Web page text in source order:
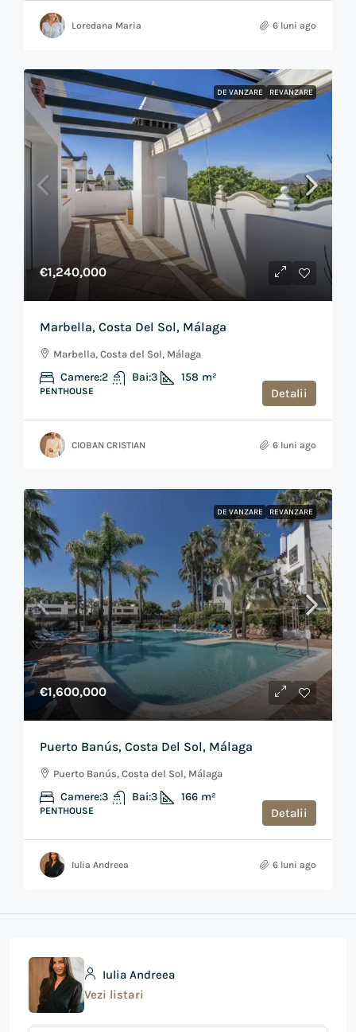
Loredana Maria 6 luni ago
DE VANZARE REVANZARE
€1,240,000
Marbella, Costa Del Sol, Málaga
Marbella, Costa del Sol, Málaga
Camere:2 Bai:3 158 m²
PENTHOUSE Detalii
CIOBAN CRISTIAN 6 luni ago
DE VANZARE REVANZARE
€1,600,000
Puerto Banús, Costa Del Sol, Málaga
Puerto Banús, Costa del Sol, Málaga
Camere:3 Bai:3 166 m²
PENTHOUSE Detalii
Iulia Andreea 6 luni ago
Iulia Andreea
Vezi listari